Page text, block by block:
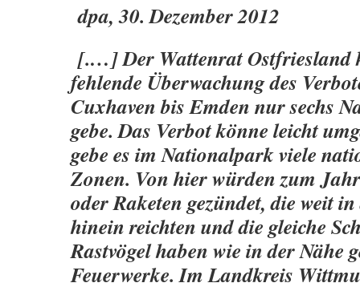
dpa, 30. Dezember 2012
[.…] Der Wattenrat Ostfriesland
fehlende Überwachung des
Cuxhaven bis Emden nur sechs
gebe. Das Verbot könne leicht
gebe es im Nationalpark viele
Zonen. Von hier würden zum
oder Raketen gezündet, die weit
hinein reichten und die gleiche
Rastvögel haben wie in der Nähe
Feuerwerke. Im Landkreis